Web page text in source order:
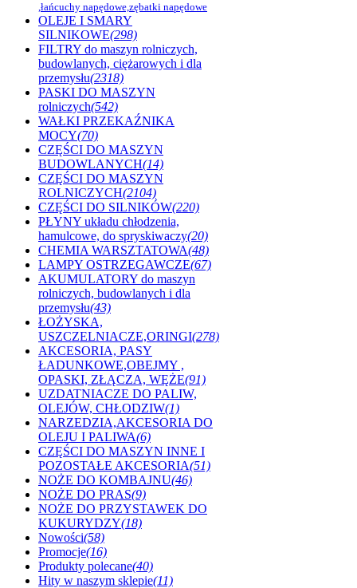
,łańcuchy napędowe,zębatki napędowe
OLEJE I SMARY
SILNIKOWE(298)
FILTRY do maszyn rolniczych,
budowlanych, ciężarowych i dla
przemysłu(2318)
PASKI DO MASZYN
rolniczych(542)
WAŁKI PRZEKAŹNIKA
MOCY(70)
CZĘŚCI DO MASZYN
BUDOWLANYCH(14)
CZĘŚCI DO MASZYN
ROLNICZYCH(2104)
CZĘŚCI DO SILNIKÓW(220)
PŁYNY układu chłodzenia,
hamulcowe, do spryskiwaczy(20)
CHEMIA WARSZTATOWA(48)
LAMPY OSTRZEGAWCZE(67)
AKUMULATORY do maszyn
rolniczych, budowlanych i dla
przemysłu(43)
ŁOŻYSKA,
USZCZELNIACZE,ORINGI(278)
AKCESORIA, PASY
ŁADUNKOWE,OBEJMY ,
OPASKI, ZŁĄCZA, WĘŻE(91)
UZDATNIACZE DO PALIW,
OLEJÓW, CHŁODZIW(1)
NARZEDZIA,AKCESORIA DO
OLEJU I PALIWA(6)
CZĘŚCI DO MASZYN INNE I
POZOSTAŁE AKCESORIA(51)
NOŻE DO KOMBAJNU(46)
NOŻE DO PRAS(9)
NOŻE DO PRZYSTAWEK DO
KUKURYDZY(18)
Nowości(58)
Promocje(16)
Produkty polecane(40)
Hity w naszym sklepie(11)